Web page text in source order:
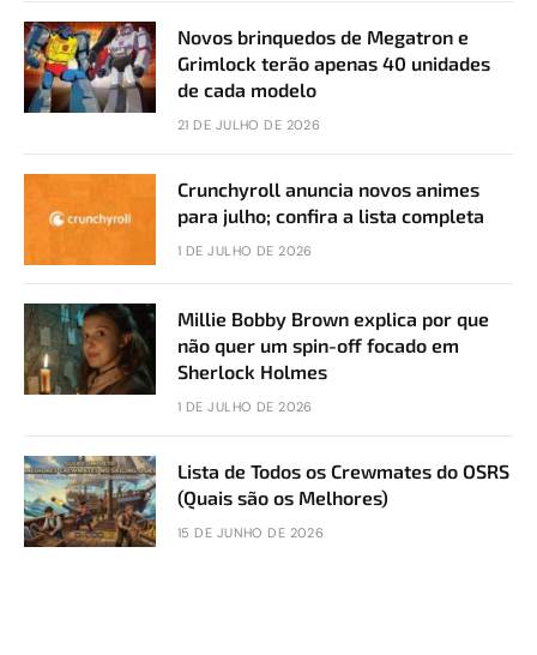
Novos brinquedos de Megatron e
Grimlock terão apenas 40 unidades
de cada modelo
21 DE JULHO DE 2026
Crunchyroll anuncia novos animes
para julho; confira a lista completa
1 DE JULHO DE 2026
Millie Bobby Brown explica por que
não quer um spin-off focado em
Sherlock Holmes
1 DE JULHO DE 2026
Lista de Todos os Crewmates do OSRS
(Quais são os Melhores)
15 DE JUNHO DE 2026